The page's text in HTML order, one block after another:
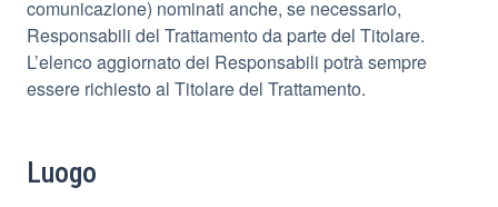
comunicazione) nominati anche, se necessario,
Responsabili del Trattamento da parte del Titolare.
L’elenco aggiornato dei Responsabili potrà sempre
essere richiesto al Titolare del Trattamento.
Luogo